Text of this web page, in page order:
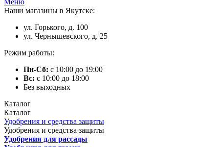
Меню
Наши магазины в Якутске:
ул. Горького, д. 100
ул. Чернышевского, д. 25
Режим работы:
Пн-Сб: с 10:00 до 19:00
Вс: с 10:00 до 18:00
Без выходных
Каталог
Каталог
Удобрения и средства защиты
Удобрения и средства защиты
Удобрения для рассады